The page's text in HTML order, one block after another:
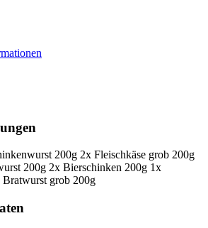
200g 2x Fleischkäse grob 200g
200g 2x Bierschinken 200g 1x
grob 200g